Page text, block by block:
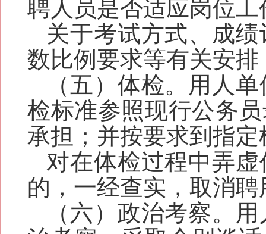
聘人员是否适应岗位工
关于考试方式、成
数比例要求等有关安排
（ 五 ）体检。用人
检标准参照现行公务
承担；并按要求到指
对在体检过程中弄
的，一经查实，取消
（ 六）政治考察。